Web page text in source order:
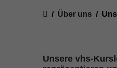
You are here:
Über uns
Unsere vhs-